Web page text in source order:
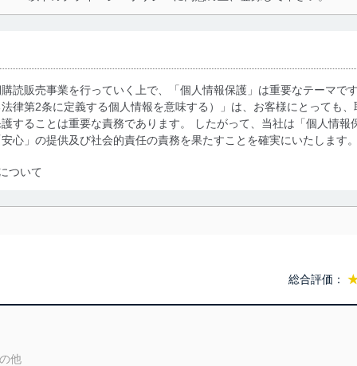
読販売事業を行っていく上で、「個人情報保護」は重要なテーマで
律第2条に定義する個人情報を意味する）」は、お客様にとっても
することは重要な責務であります。 したがって、当社は「個人情報
心」の提供及び社会的責任の責務を果たすことを確実にいたします
ついて
・提供に際して、その利用目的を明確にし、本人の同意を得たうえ
総合評価：
他